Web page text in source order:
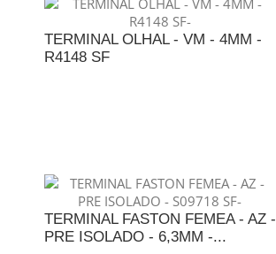
TERMINAL OLHAL - VM - 4MM -
R4148 SF
TERMINAL FASTON FEMEA - AZ -
PRE ISOLADO - 6,3MM -...